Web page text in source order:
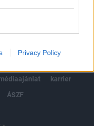
Privacy Policy
karrier
ÁSZF